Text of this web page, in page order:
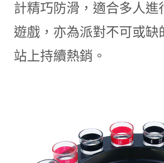
計精巧防滑，適合多人進
遊戲，亦為派對不可或缺
站上持續熱銷。